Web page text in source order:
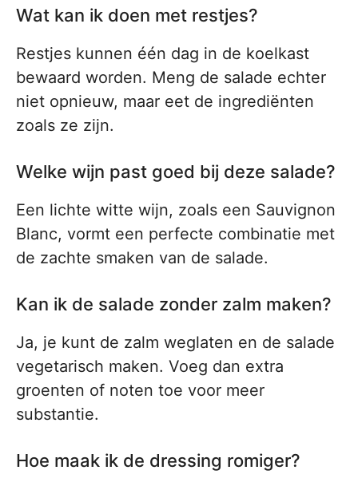
Wat kan ik doen met restjes?
Restjes kunnen één dag in de koelkast
bewaard worden. Meng de salade echter
niet opnieuw, maar eet de ingrediënten
zoals ze zijn.
Welke wijn past goed bij deze salade?
Een lichte witte wijn, zoals een Sauvignon
Blanc, vormt een perfecte combinatie met
de zachte smaken van de salade.
Kan ik de salade zonder zalm maken?
Ja, je kunt de zalm weglaten en de salade
vegetarisch maken. Voeg dan extra
groenten of noten toe voor meer
substantie.
Hoe maak ik de dressing romiger?